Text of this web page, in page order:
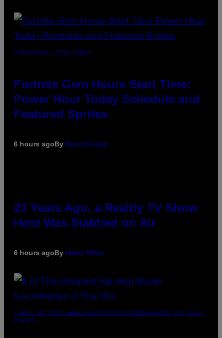
SCREENSHOT: EPIC GAMES
Fortnite Gem Hours Start Time:
Power Hour Today Schedule and
Featured Sprites
6 hours agoBy Brent Koepp
23 Years Ago, a Reality TV Show
Host Was Stabbed on Air
6 hours agoBy Haley Miller
(PHOTO BY POOL ARNAL/GARCIA/PICOT/GAMMA-RAPHO VIA GETTY
IMAGES)